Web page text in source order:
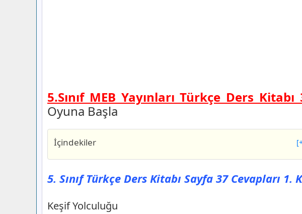
5.Sınıf MEB Yayınları Türkçe Ders
Oyuna Başla
İçindekiler
5. Sınıf Türkçe Ders Kitabı Sayfa 37 Cevapları 1. KİTAP
Keşif Yolculuğu
5. Sınıf Türkçe Ders Kitabı Sayfa 40 Cevapları MEB Yayınları
1. Etkinlik
5. Sınıf Türkçe Ders Kitabı Sayfa 37 Cevapları 1.
Keşif Yolculuğu